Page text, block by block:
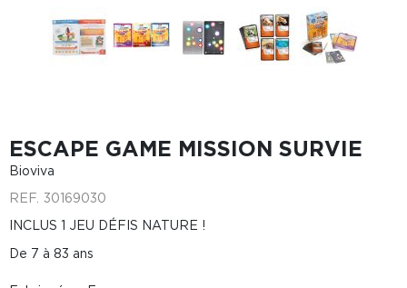
ESCAPE GAME MISSION SURVIE
Bioviva
REF. 30169030
INCLUS 1 JEU DÉFIS NATURE !
De 7 à 83 ans